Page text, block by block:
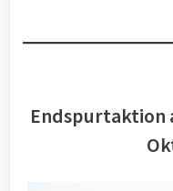
Endspurtaktion